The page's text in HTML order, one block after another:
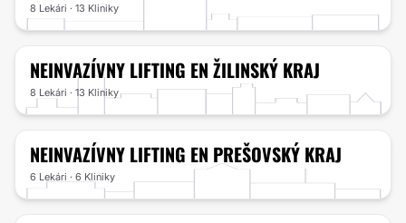
8 Lekári · 13 Kliniky
NEINVAZÍVNY LIFTING EN ŽILINSKÝ KRAJ
8 Lekári · 13 Kliniky
NEINVAZÍVNY LIFTING EN PREŠOVSKÝ KRAJ
6 Lekári · 6 Kliniky